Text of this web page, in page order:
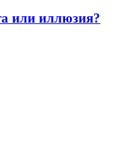
или иллюзия?